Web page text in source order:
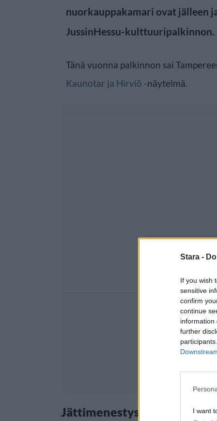
Stara -
If you wish
sensitive
confirm
continue
information
further
I want
nuorkauppakamari ovat jälleen
JussinHessu-kulttuuripalkinnon.
Tänä vuonna palkinnon sai
Kaunotar ja Hirviö -näytelmä.
Jättimenestys teatterin